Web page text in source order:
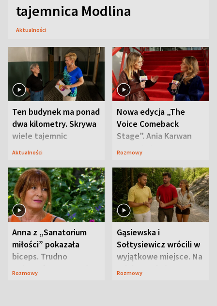
tajemnica Modlina
Aktualności
Ten budynek ma ponad
dwa kilometry. Skrywa
wiele tajemnic
Aktualności
Nowa edycja „The
Voice Comeback
Stage”. Ania Karwan
zapowiada
Rozmowy
Anna z „Sanatorium
miłości” pokazała
biceps. Trudno
uwierzyć, co przeszła
Rozmowy
Gąsiewska i
Sołtysiewicz wrócili w
wyjątkowe miejsce. Na
szlaku czekał
Rozmowy